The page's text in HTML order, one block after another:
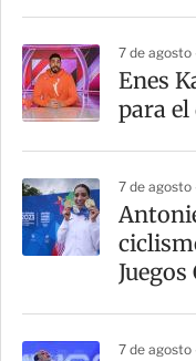
7 de agosto
Enes
para el
7 de
7 de agosto